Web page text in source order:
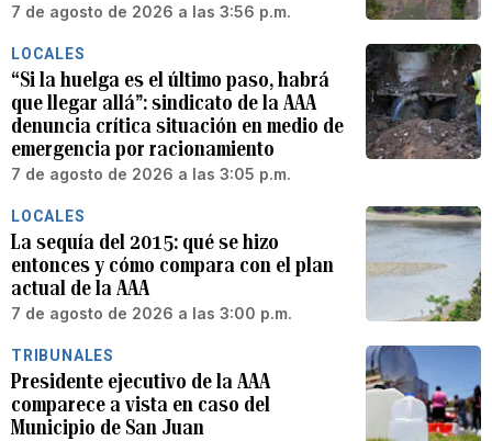
7 de agosto de 2026 a las 3:56 p.m.
LOCALES
“Si la huelga es el último paso, habrá
que llegar allá”: sindicato de la AAA
denuncia crítica situación en medio de
emergencia por racionamiento
7 de agosto de 2026 a las 3:05 p.m.
LOCALES
La sequía del 2015: qué se hizo
entonces y cómo compara con el plan
actual de la AAA
7 de agosto de 2026 a las 3:00 p.m.
TRIBUNALES
Presidente ejecutivo de la AAA
comparece a vista en caso del
Municipio de San Juan